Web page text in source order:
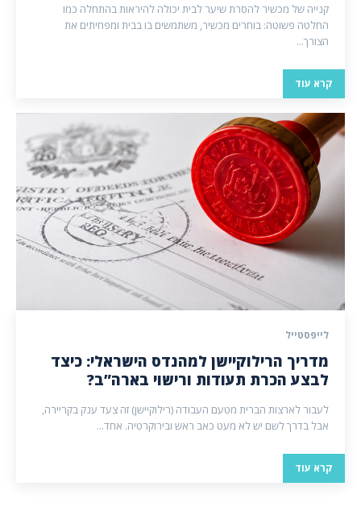
קנייה של מכשיר להסרת שיער לבית יכולה להיראות בהתחלה כמו
החלטה פשוטה: בוחרים מכשיר, משתמשים בו בבית ומפחיתים את
הצורך...
קרא עוד
לייפסטייל
מדריך הרילוקיישן למהנדס הישראלי: כיצד
לבצע הכרת תעודות ורישוי בארה”ב?
לעבור לארצות הברית מטעם העבודה (רילוקיישן) זה צעד ענק בקריירה,
אבל בדרך לשם יש לא מעט כאב ראש ובירוקרטיה. אחד...
קרא עוד